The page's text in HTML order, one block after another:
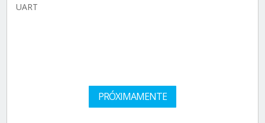
UART
PRÓXIMAMENTE